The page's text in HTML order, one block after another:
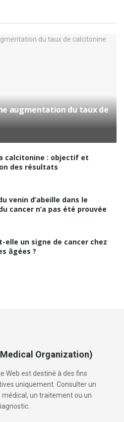
augmentation du taux de
calcitonine : objectif et
des résultats
venin d’abeille dans le
cancer n’a pas été prouvée
elle un signe de cancer chez
âgées ?
Organization)
Web est destiné à des fins
uniquement. Consulter un
un traitement ou un